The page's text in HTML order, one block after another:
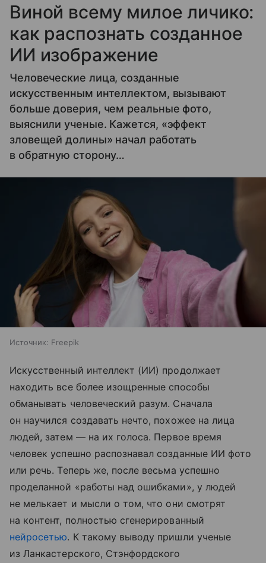
Виной всему милое личико:
как распознать созданное
ИИ изображение
Человеческие лица, созданные
искусственным интеллектом, вызывают
больше доверия, чем реальные фото,
выяснили ученые. Кажется, «эффект
зловещей долины» начал работать
в обратную сторону…
Источник: Freepik
Искусственный интеллект (ИИ) продолжает
находить все более изощренные способы
обманывать человеческий разум. Сначала
он научился создавать нечто, похожее на лица
людей, затем — на их голоса. Первое время
человек успешно распознавал созданные ИИ фото
или речь. Теперь же, после весьма успешно
проделанной «работы над ошибками», у людей
не мелькает и мысли о том, что они смотрят
на контент, полностью сгенерированный
нейросетью. К такому выводу пришли ученые
из Ланкастерского, Стэнфордского